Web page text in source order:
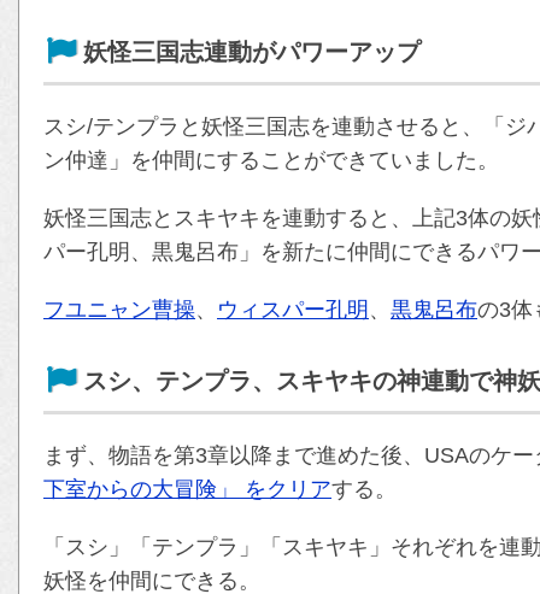
妖怪三国志連動がパワーアップ
スシ/テンプラと妖怪三国志を連動させると、「
ン仲達」を仲間にすることができていました。
妖怪三国志とスキヤキを連動すると、上記3体の
パー孔明、黒鬼呂布」を新たに仲間にできるパワ
フユニャン曹操、 ウィスパー孔明 、 黒鬼呂布の3体
スシ、テンプラ、スキヤキの神連動で神
まず、物語を第3章以降まで進めた後、USAのケ
下室からの大冒険」 をクリアする。
「スシ」「テンプラ」「スキヤキ」それぞれを連
妖怪を仲間にできる。